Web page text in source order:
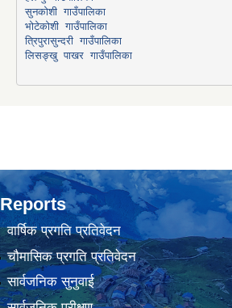
सुनकोशी गाउँपालिका
भोटेकोशी गाउँपालिका
त्रिपुरासुन्दरी गाउँपालिका
लिसङ्खु पाखर गाउँपालिका
Reports
वार्षिक प्रगति प्रतिवेदन
चौमासिक प्रगति प्रतिवेदन
सार्वजनिक सुनुवाई